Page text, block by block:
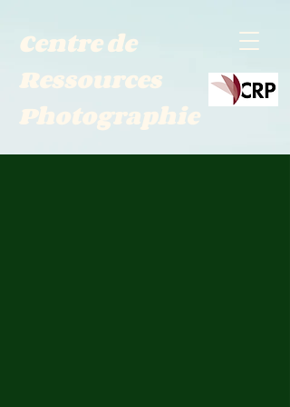
Centre de
Ressources
Photographie